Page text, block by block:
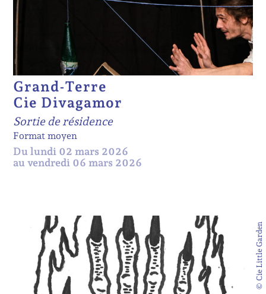
Grand-Terre
Cie Divagamor
Sortie de résidence
Format moyen
Du lundi 02 mars 2026
au vendredi 06 mars 2026
© Cie Little Garden